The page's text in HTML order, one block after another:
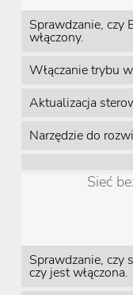
Sprawdzanie, czy
włączony.
Włączanie trybu
Aktualizacja
Narzędzie do
Sieć
Sprawdzanie, czy
czy jest włączona.